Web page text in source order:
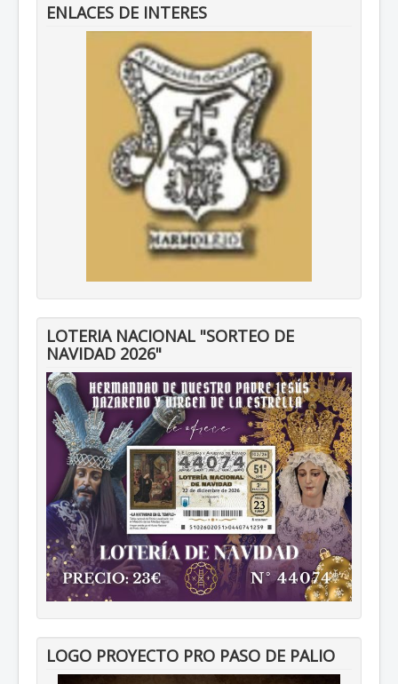
ENLACES DE INTERES
LOTERIA NACIONAL "SORTEO DE
NAVIDAD 2026"
LOGO PROYECTO PRO PASO DE PALIO